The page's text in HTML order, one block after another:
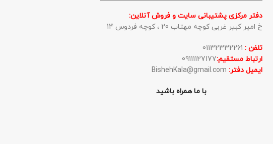
دفتر مرکزی پشتیبانی سایت و فروش آنلاین:
خ امیر کبیر غربی کوچه مهتاب 20 ، کوچه فردوس 14
تلفن :
ارتباط مستقیم:09111127177
ایمیل دفتر:
با ما همراه باشید